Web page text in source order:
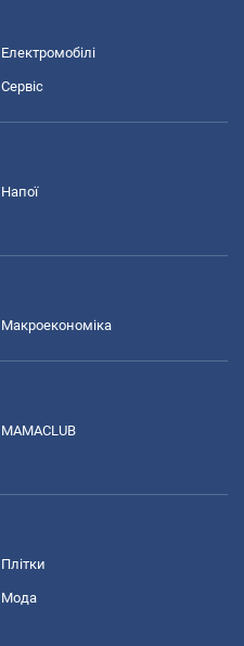
Електромобілі
Сервіс
Напої
Макроекономіка
MAMACLUB
Плітки
Мода